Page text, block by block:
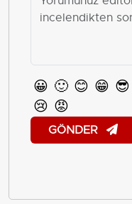
😀 🙂 😊 😁 😎
😢 😡
GÖNDER